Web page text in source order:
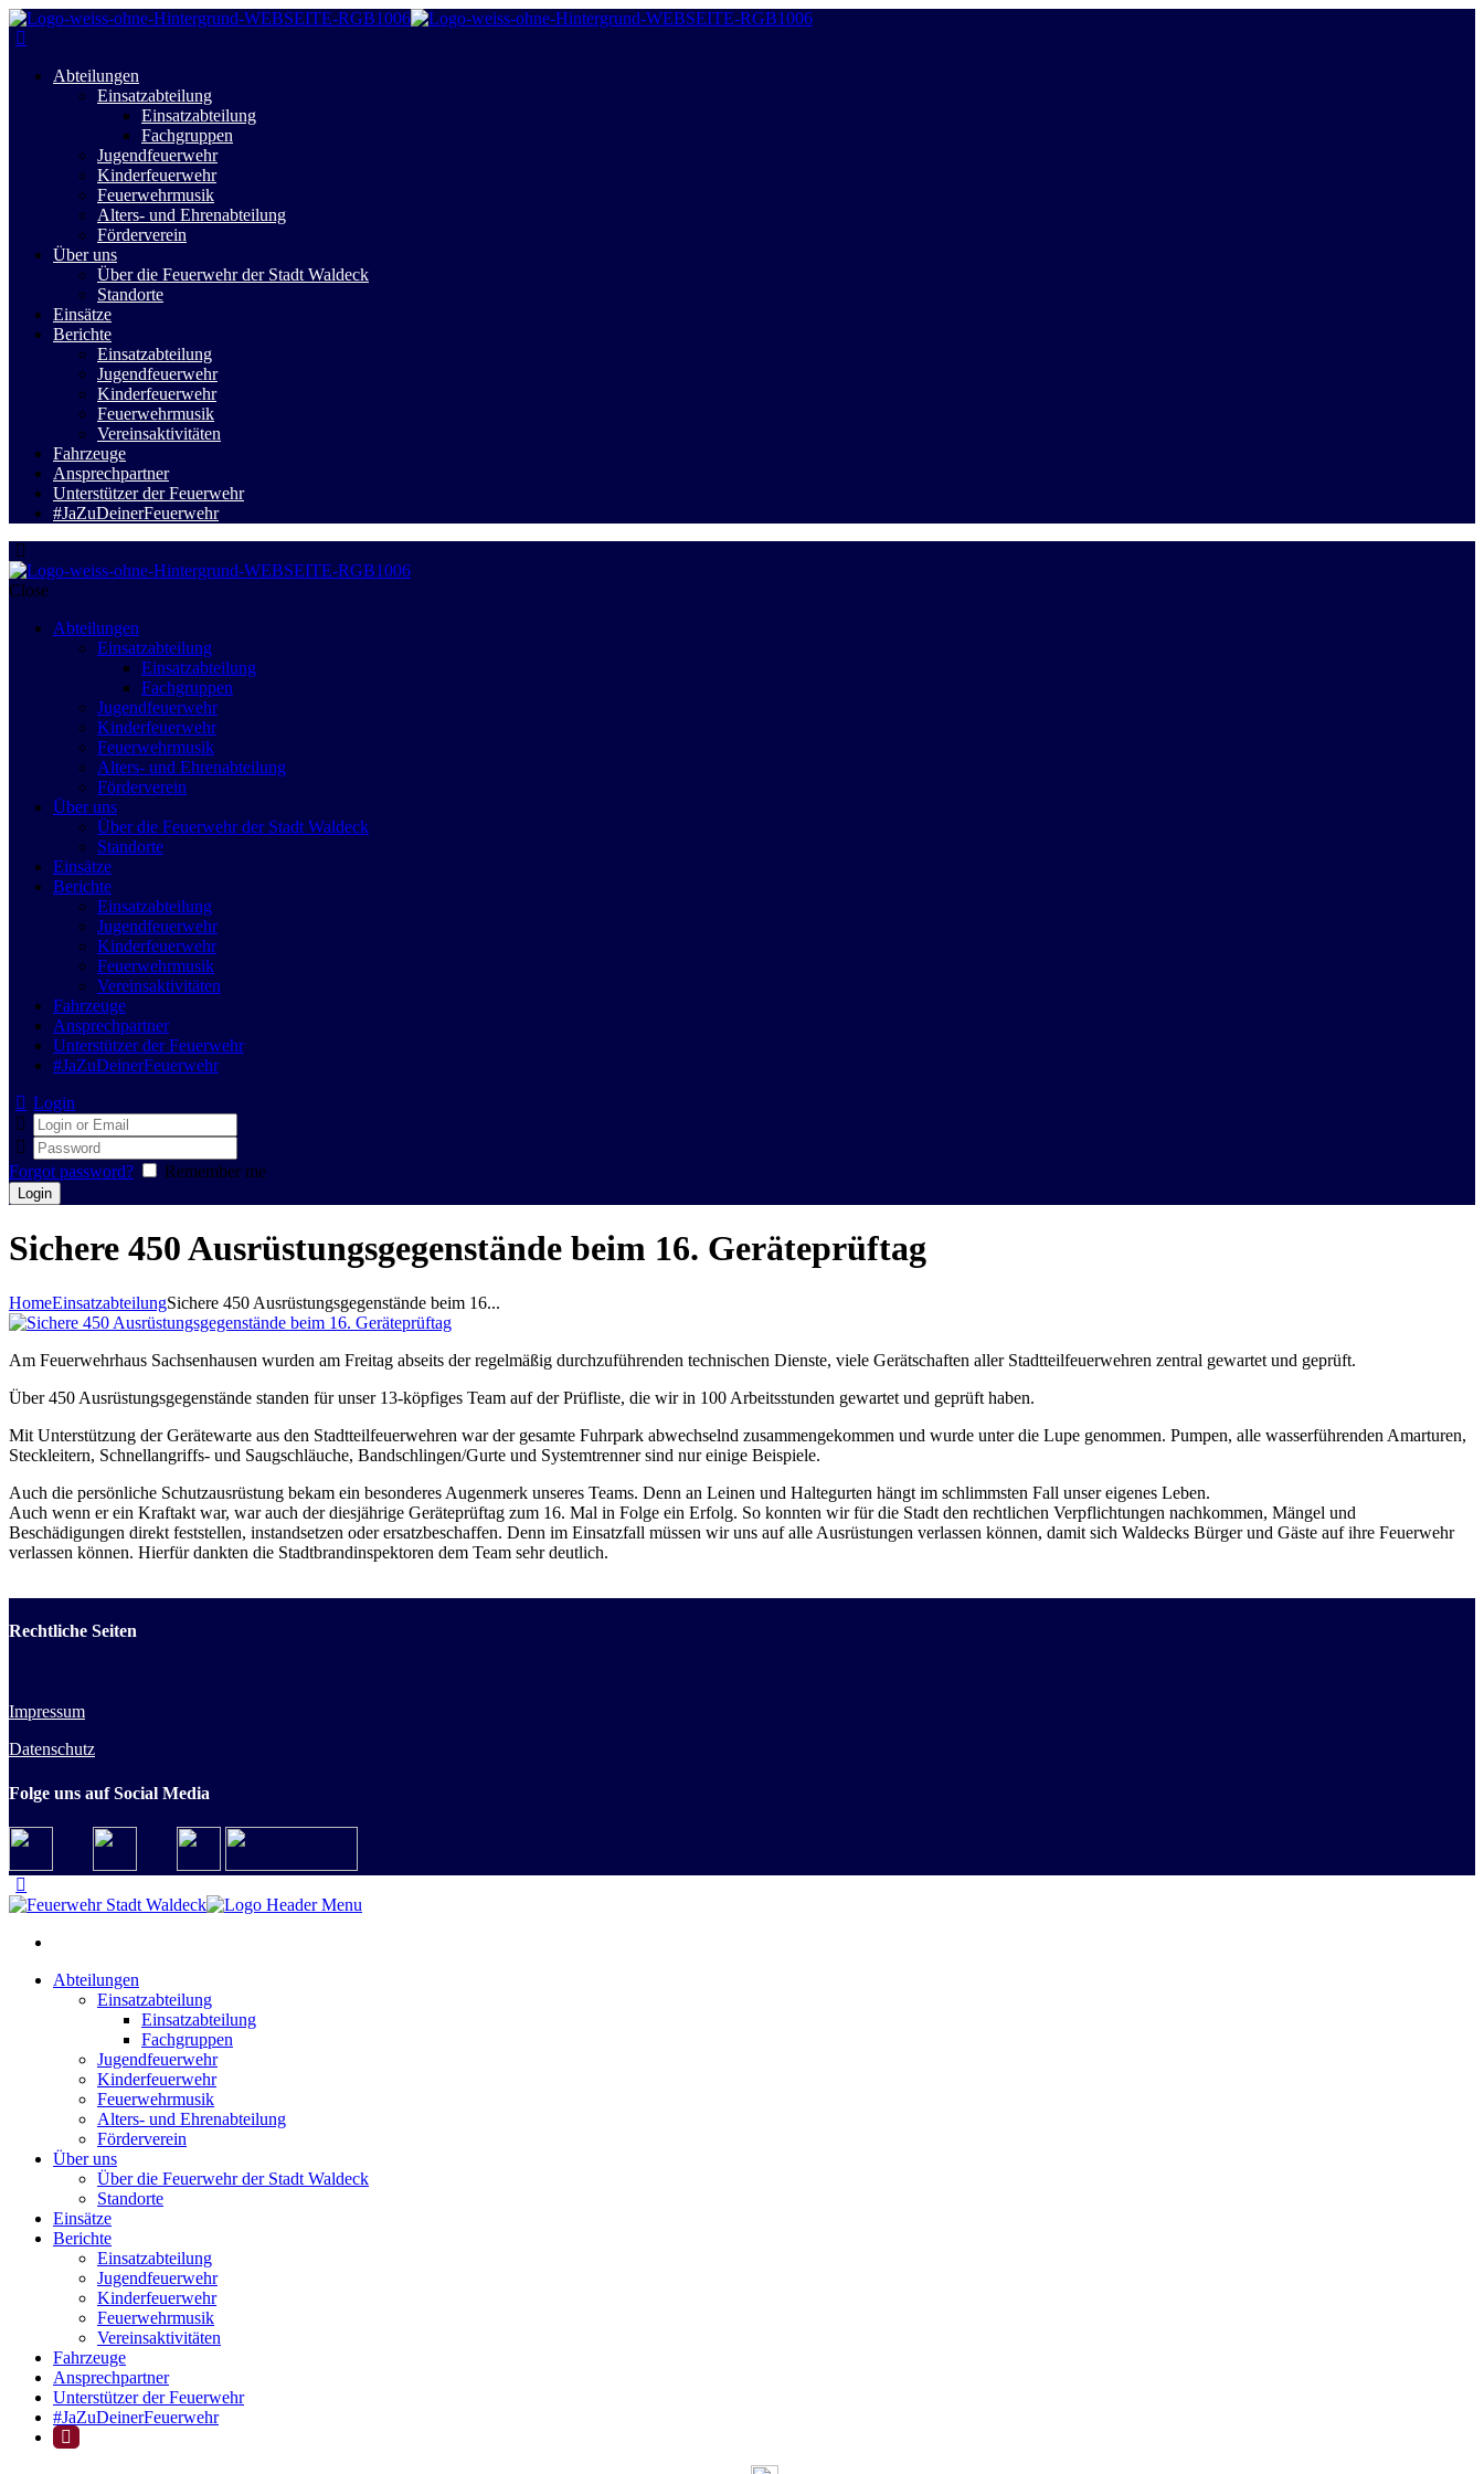
Abteilungen
Einsatzabteilung
Einsatzabteilung
Fachgruppen
Jugendfeuerwehr
Kinderfeuerwehr
Feuerwehrmusik
Alters- und Ehrenabteilung
Förderverein
Über uns
Über die Feuerwehr der Stadt Waldeck
Standorte
Einsätze
Berichte
Einsatzabteilung
Jugendfeuerwehr
Kinderfeuerwehr
Feuerwehrmusik
Vereinsaktivitäten
Fahrzeuge
Ansprechpartner
Unterstützer der Feuerwehr
#JaZuDeinerFeuerwehr
Close
Abteilungen
Einsatzabteilung
Einsatzabteilung
Fachgruppen
Jugendfeuerwehr
Kinderfeuerwehr
Feuerwehrmusik
Alters- und Ehrenabteilung
Förderverein
Über uns
Über die Feuerwehr der Stadt Waldeck
Standorte
Einsätze
Berichte
Einsatzabteilung
Jugendfeuerwehr
Kinderfeuerwehr
Feuerwehrmusik
Vereinsaktivitäten
Fahrzeuge
Ansprechpartner
Unterstützer der Feuerwehr
#JaZuDeinerFeuerwehr
Login
Forgot password? Remember me
Sichere 450 Ausrüstungsgegenstände beim 16. Geräteprüftag
HomeEinsatzabteilungSichere 450 Ausrüstungsgegenstände beim 16...
Am Feuerwehrhaus Sachsenhausen wurden am Freitag abseits der regelmäßig durchzuführenden technischen Dienste, viele Gerätschaften aller Stadtteilfeuerwehren zentral gewartet und geprüft.
Über 450 Ausrüstungsgegenstände standen für unser 13-köpfiges Team auf der Prüfliste, die wir in 100 Arbeitsstunden gewartet und geprüft haben.
Mit Unterstützung der Gerätewarte aus den Stadtteilfeuerwehren war der gesamte Fuhrpark abwechselnd zusammengekommen und wurde unter die Lupe genommen. Pumpen, alle wasserführenden Amarturen,
Steckleitern, Schnellangriffs- und Saugschläuche, Bandschlingen/Gurte und Systemtrenner sind nur einige Beispiele.
Auch die persönliche Schutzausrüstung bekam ein besonderes Augenmerk unseres Teams. Denn an Leinen und Haltegurten hängt im schlimmsten Fall unser eigenes Leben.
Auch wenn er ein Kraftakt war, war auch der diesjährige Geräteprüftag zum 16. Mal in Folge ein Erfolg. So konnten wir für die Stadt den rechtlichen Verpflichtungen nachkommen, Mängel und
Beschädigungen direkt feststellen, instandsetzen oder ersatzbeschaffen. Denn im Einsatzfall müssen wir uns auf alle Ausrüstungen verlassen können, damit sich Waldecks Bürger und Gäste auf ihre Feuerwehr
verlassen können. Hierfür dankten die Stadtbrandinspektoren dem Team sehr deutlich.
Rechtliche Seiten
Impressum
Datenschutz
Folge uns auf Social Media
Abteilungen
Einsatzabteilung
Einsatzabteilung
Fachgruppen
Jugendfeuerwehr
Kinderfeuerwehr
Feuerwehrmusik
Alters- und Ehrenabteilung
Förderverein
Über uns
Über die Feuerwehr der Stadt Waldeck
Standorte
Einsätze
Berichte
Einsatzabteilung
Jugendfeuerwehr
Kinderfeuerwehr
Feuerwehrmusik
Vereinsaktivitäten
Fahrzeuge
Ansprechpartner
Unterstützer der Feuerwehr
#JaZuDeinerFeuerwehr